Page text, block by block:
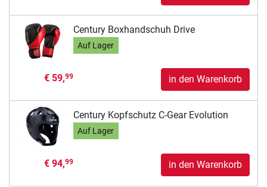
Century Boxhandschuh Drive
Auf Lager
€ 59,99 in den Warenkorb
Century Kopfschutz C-Gear Evolution
Auf Lager
€ 94,99 in den Warenkorb